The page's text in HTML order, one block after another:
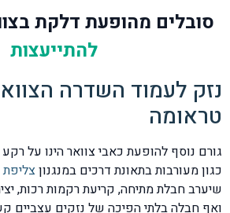
סובלים מהופעת דלקת
להתייעצות
נזק לעמוד השדרה
טראומה
גורם נוסף להופעת כאבי צוואר הינו על
כגון מעורבות בתאונת דרכים במנגנון
שיערב חבלת מתיחה, קריעת רקמות רכות,
ואף חבלה בלתי הפיכה של נזקים עצביים